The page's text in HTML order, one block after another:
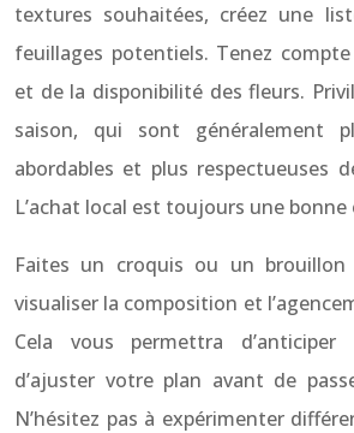
textures souhaitées, créez une
feuillages potentiels. Tenez
et de la disponibilité des fleurs.
saison, qui sont généralement
abordables et plus respectueuses
L’achat local est toujours une
Faites un croquis ou un
visualiser la composition et
Cela vous permettra
d’ajuster votre plan avant de
N’hésitez pas à expérimenter